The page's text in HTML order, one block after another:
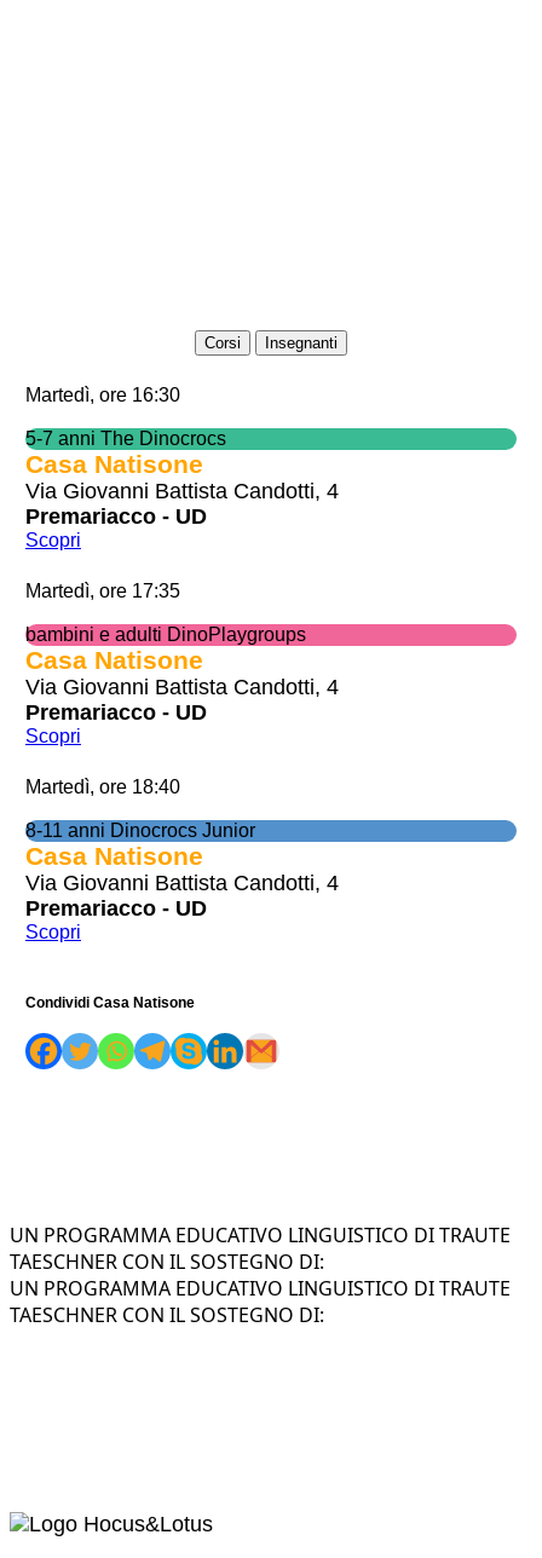
Corsi Insegnanti
Martedì, ore 16:30
5-7 anni The Dinocrocs
Casa Natisone
Via Giovanni Battista Candotti, 4
Premariacco - UD
Scopri
Martedì, ore 17:35
bambini e adulti DinoPlaygroups
Casa Natisone
Via Giovanni Battista Candotti, 4
Premariacco - UD
Scopri
Martedì, ore 18:40
8-11 anni Dinocrocs Junior
Casa Natisone
Via Giovanni Battista Candotti, 4
Premariacco - UD
Scopri
Condividi Casa Natisone
UN PROGRAMMA EDUCATIVO LINGUISTICO DI TRAUTE
TAESCHNER CON IL SOSTEGNO DI:
UN PROGRAMMA EDUCATIVO LINGUISTICO DI TRAUTE
TAESCHNER CON IL SOSTEGNO DI: